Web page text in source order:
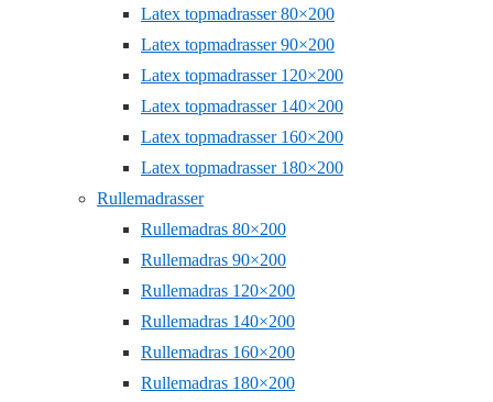
Latex topmadrasser 80×200
Latex topmadrasser 90×200
Latex topmadrasser 120×200
Latex topmadrasser 140×200
Latex topmadrasser 160×200
Latex topmadrasser 180×200
Rullemadrasser
Rullemadras 80×200
Rullemadras 90×200
Rullemadras 120×200
Rullemadras 140×200
Rullemadras 160×200
Rullemadras 180×200